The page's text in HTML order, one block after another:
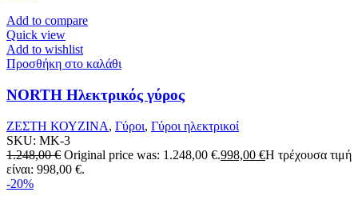
Add to compare
Quick view
Add to wishlist
Προσθήκη στο καλάθι
NORTH Ηλεκτρικός γύρος
ΖΕΣΤΗ ΚΟΥΖΙΝΑ, Γύροι, Γύροι ηλεκτρικοί
SKU: MK-3
1.248,00€ Original price was: 1.248,00 €.998,00 €Η τρέχουσα τιμή
είναι: 998,00 €.
-20%